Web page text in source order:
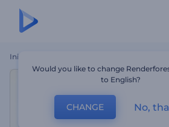
Inicio
Would you like to change
to English?
CHANGE No,